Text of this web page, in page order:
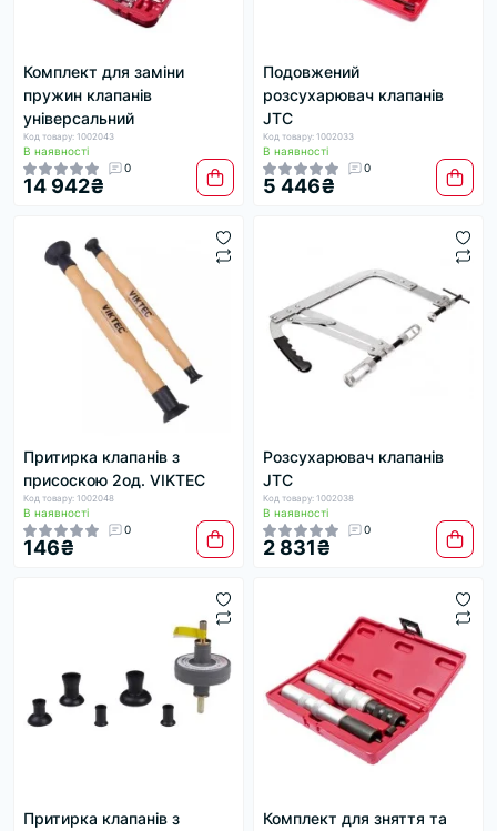
Комплект для заміни
пружин клапанів
універсальний
Код товару: 1002043
В наявності
0
14 942₴
Подовжений
розсухарювач клапанів
JTC
Код товару: 1002033
В наявності
0
5 446₴
Притирка клапанів з
присоскою 2од. VIKTEC
Код товару: 1002048
В наявності
0
146₴
Розсухарювач клапанів
JTC
Код товару: 1002038
В наявності
0
2 831₴
Притирка клапанів з
Комплект для зняття та